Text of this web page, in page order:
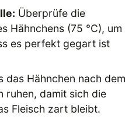
Überprüfe die
Hähnchens (75 °C), um
es perfekt gegart ist
das Hähnchen nach dem
ruhen, damit sich die
Fleisch zart bleibt.